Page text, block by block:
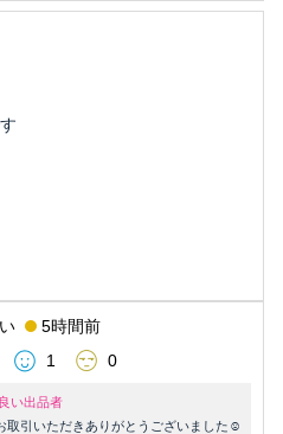
5時間前
1 0
い出品者
取引いただきありがとうございました☺️